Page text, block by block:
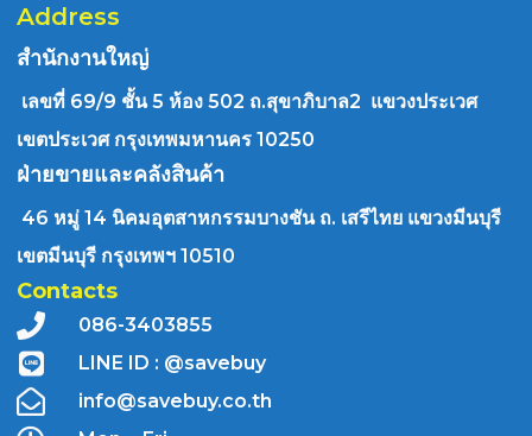
Address
สำนักงานใหญ่
เลขที่ 69/9 ชั้น 5 ห้อง 502 ถ.สุขาภิบาล2 แขวงประเวศ
เขตประเวศ กรุงเทพมหานคร 10250
ฝ่ายขายและคลังสินค้า
46 หมู่ 14 นิคมอุตสาหกรรมบางชัน ถ. เสรีไทย แขวงมีนบุรี
เขตมีนบุรี กรุงเทพฯ 10510
Contacts
086-3403855
LINE ID : @savebuy
info@savebuy.co.th